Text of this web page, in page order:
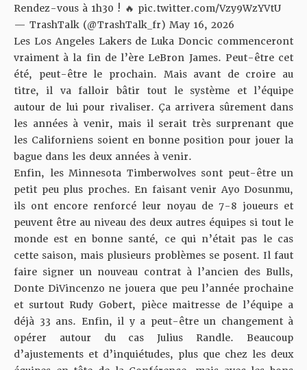
Rendez-vous à 1h30 ! 🔥 pic.twitter.com/Vzy9WzYVtU
— TrashTalk (@TrashTalk_fr) May 16, 2026
Les Los Angeles Lakers de Luka Doncic commenceront
vraiment à la fin de l’ère LeBron James. Peut-être cet
été, peut-être le prochain. Mais avant de croire au
titre, il va falloir bâtir tout le système et l’équipe
autour de lui pour rivaliser. Ça arrivera sûrement dans
les années à venir, mais il serait très surprenant que
les Californiens soient en bonne position pour jouer la
bague dans les deux années à venir.
Enfin, les Minnesota Timberwolves sont peut-être un
petit peu plus proches. En faisant venir Ayo Dosunmu,
ils ont encore renforcé leur noyau de 7-8 joueurs et
peuvent être au niveau des deux autres équipes si tout le
monde est en bonne santé, ce qui n’était pas le cas
cette saison, mais plusieurs problèmes se posent. Il faut
faire signer un nouveau contrat à l’ancien des Bulls,
Donte DiVincenzo ne jouera que peu l’année prochaine
et surtout Rudy Gobert, pièce maitresse de l’équipe a
déjà 33 ans. Enfin, il y a peut-être un changement à
opérer autour du cas Julius Randle. Beaucoup
d’ajustements et d’inquiétudes, plus que chez les deux